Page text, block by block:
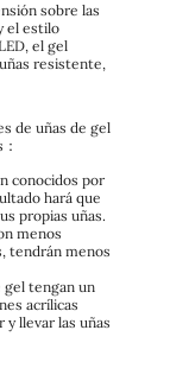
sobre las
el estilo
el gel
resistente,
de uñas de gel
conocidos por
hará que
propias uñas.
menos
tendrán menos
gel tengan un
acrílicas
llevar las uñas